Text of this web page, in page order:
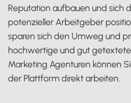
Reputation aufbauen und sich
potenzieller Arbeitgeber
sparen sich den Umweg und
hochwertige und gut
Marketing Agenturen können
der Plattform direkt arbeiten.